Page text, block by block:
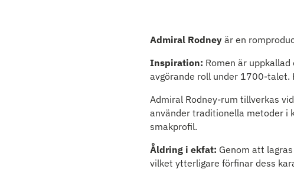
Admiral Rodney är en
Inspiration: Romen är
avgörande roll under 1700-talet.
Admiral Rodney-rum tillverkas vid
använder traditionella metoder i
smakprofil.
Åldring i ekfat: Genom att
vilket ytterligare förfinar dess